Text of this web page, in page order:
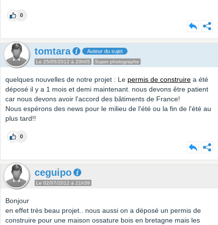
0
tomtara Auteur du sujet
Le 25/05/2012 à 20h05 Super photographe
quelques nouvelles de notre projet : Le permis de construire a été
déposé il y a 1 mois et demi maintenant. nous devons être patient
car nous devons avoir l'accord des bâtiments de France!
Nous espérons des news pour le milieu de l'été ou la fin de l'été au
plus tard!!
0
ceguipo
Le 02/07/2012 à 21h39
Bonjour
en effet très beau projet.. nous aussi on a déposé un permis de
construire pour une maison ossature bois en bretagne mais les